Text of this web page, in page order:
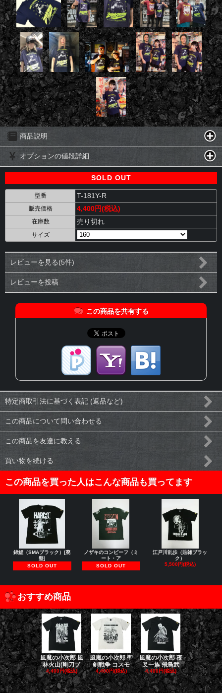
商品説明
オプションの値段詳細
SOLD OUT
型番 T-181Y-R
販売価格 4,400円(税込)
在庫数 売り切れ
サイズ
レビューを見る(5件)
レビューを投稿
この商品を共有する
特定商取引法に基づく表記 (返品など)
この商品について問い合わせる
この商品を友達に教える
買い物を続ける
この商品を買った人はこんな商品も買ってます
錦鯉（SMAブラック）[廃
盤]
SOLD OUT
ノザキのコンビーフ（ミ
ート・ア
SOLD OUT
江戸川乱歩（貼雑ブラッ
ク）
5,500円(税込)
おすすめ商品
風魔の小次郎 風
林火山(剛刀ブ
4,400円(税込)
風魔の小次郎 聖
剣戦争 コスモ
4,400円(税込)
風魔の小次郎 夜
叉一族 飛鳥武
4,400円(税込)
風魔の小次
魔一族 竜
4,400円(税